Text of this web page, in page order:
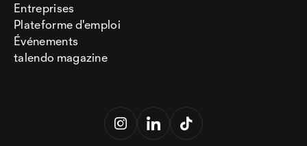
Entreprises
Plateforme d'emploi
Événements
talendo magazine